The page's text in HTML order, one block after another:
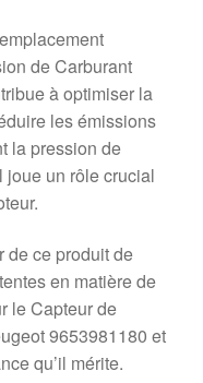
de Carburant
à optimiser la
les émissions
la pression de
joue un rôle crucial
de ce produit de
en matière de
le Capteur de
9653981180 et
qu’il mérite.